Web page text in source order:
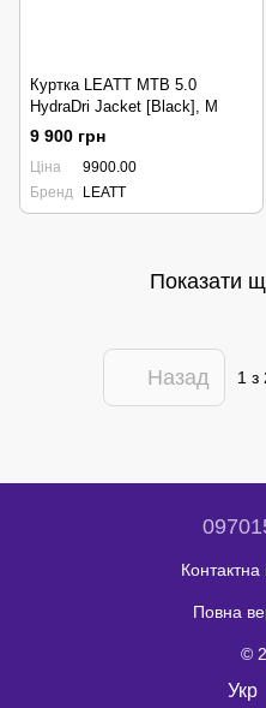
Куртка LEATT MTB 5.0
HydraDri Jacket [Black], M
9 900 грн
Ціна
9900.00
Бренд
LEATT
Показати
Назад 1з
Повна
©
Укр